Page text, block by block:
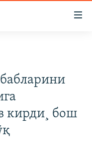
кирди¸ бош